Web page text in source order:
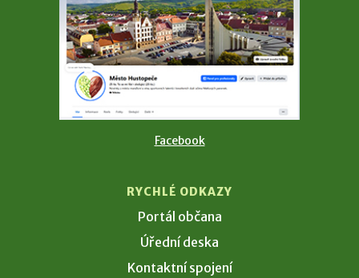
Facebook
RYCHLÉ ODKAZY
Portál občana
Úřední deska
Kontaktní spojení